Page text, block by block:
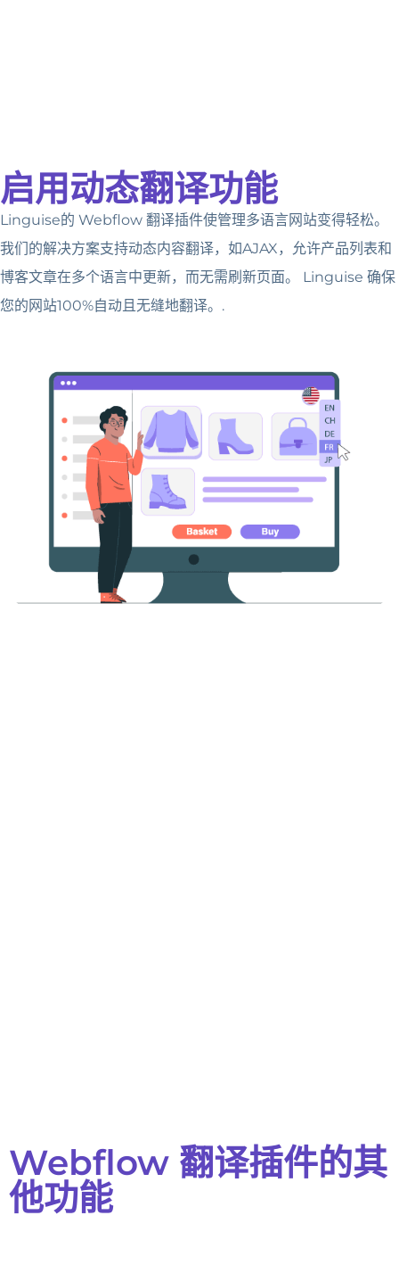
启用动态翻译功能
Linguise的 Webflow 翻译插件使管理多语言网站变得轻松。
我们的解决方案支持动态内容翻译，如AJAX，允许产品列表和
博客文章在多个语言中更新，而无需刷新页面。 Linguise 确保
您的网站100%自动且无缝地翻译。.
Webflow 翻译插件的其
他功能